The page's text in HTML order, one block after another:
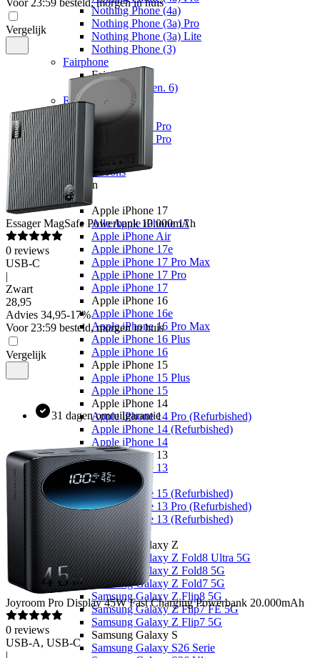
Nothing Phone (4a)
Nothing Phone (3a) Pro
Nothing Phone (3a) Lite
Nothing Phone (3)
Fairphone
Fairphone
Fairphone (Gen. 6)
Realme
Realme
Realme GT 8 Pro
Realme GT 7 Pro
Telefoons
Alle telefoons
Merken
Apple
Apple iPhone 17
Alle Apple iPhone 17
Apple iPhone Air
Apple iPhone 17e
Apple iPhone 17 Pro Max
Apple iPhone 17 Pro
Apple iPhone 17
Apple iPhone 16
Apple iPhone 16e
Apple iPhone 16 Pro Max
Apple iPhone 16 Plus
Apple iPhone 16
Apple iPhone 15
Apple iPhone 15 Plus
Apple iPhone 15
Apple iPhone 14
Apple iPhone 14 Pro (Refurbished)
Apple iPhone 14 (Refurbished)
Apple iPhone 14
Apple iPhone 13
Apple iPhone 13
Overige
Apple iPhone 15 (Refurbished)
Apple iPhone 13 Pro (Refurbished)
Apple iPhone 13 (Refurbished)
Samsung
Samsung Galaxy Z
Samsung Galaxy Z Fold8 Ultra 5G
Samsung Galaxy Z Fold8 5G
Samsung Galaxy Z Fold7 5G
Samsung Galaxy Z Flip8 5G
Samsung Galaxy Z Flip7 FE 5G
Samsung Galaxy Z Flip7 5G
Samsung Galaxy S
Samsung Galaxy S26 Serie
Voor 23:59 besteld, morgen in huis
Vergelijk
Essager MagSafe Powerbank 10.000mAh
0 reviews
USB-C
|
Zwart
28,95
Advies 34,95-17%
Voor 23:59 besteld, morgen in huis
Vergelijk
31 dagen omruilgarantie
Joyroom Pro Display 45W Fast Charging Powerbank 20.000mAh
0 reviews
USB-A, USB-C
|